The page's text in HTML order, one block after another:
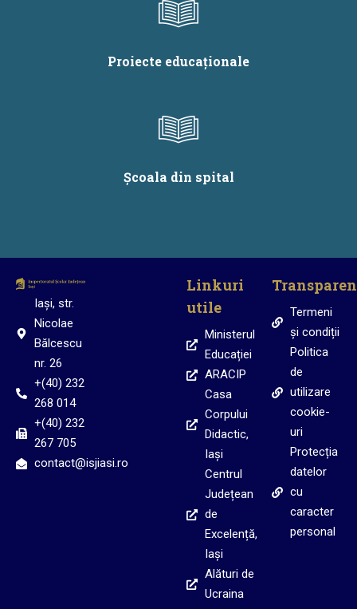
Proiecte educaționale
Școala din spital
Iași, str.
Nicolae
Bălcescu
nr. 26
+(40) 232
268 014
+(40) 232
267 705
contact@isjiasi.ro
Linkuri
utile
Ministerul
Educației
ARACIP
Casa
Corpului
Didactic,
Iași
Centrul
Județean
de
Excelență,
Iași
Alături de
Ucraina
Termeni
și condiții
Politica
de
utilizare
cookie-
uri
Protecția
datelor
cu
caracter
personal